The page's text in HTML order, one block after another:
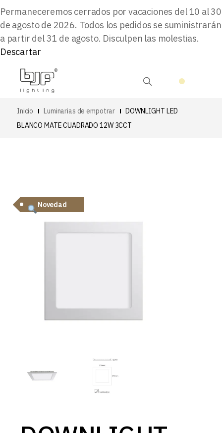
Permaneceremos cerrados por vacaciones del 10 al 30
de agosto de 2026. Todos los pedidos se suministrarán
a partir del 31 de agosto. Disculpen las molestias.
Descartar
Inicio Luminarias de empotrar
DOWNLIGHT LED
BLANCO MATE CUADRADO 12W 3CCT
Novedad